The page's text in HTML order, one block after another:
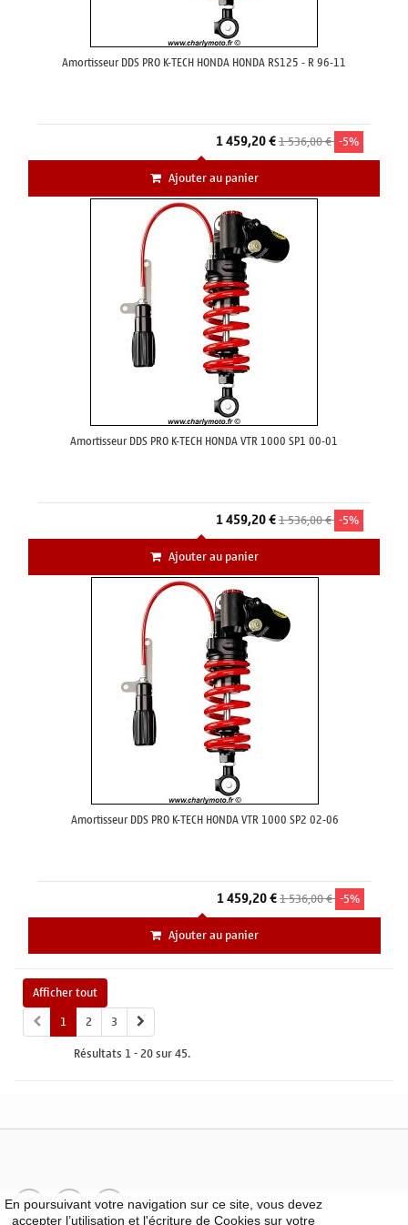
Amortisseur DDS PRO K-TECH HONDA HONDA RS125 - R 96-11
1 459,20 €1 536,00 € -5%
Ajouter au panier
Amortisseur DDS PRO K-TECH HONDA VTR 1000 SP1 00-01
1 459,20 €1 536,00 € -5%
Ajouter au panier
Amortisseur DDS PRO K-TECH HONDA VTR 1000 SP2 02-06
1 459,20 €1 536,00 € -5%
Ajouter au panier
Afficher tout
1
2
3
Résultats 1 - 20 sur 45.
En poursuivant votre navigation sur ce site, vous devez
accepter l’utilisation et l'écriture de Cookies sur votre